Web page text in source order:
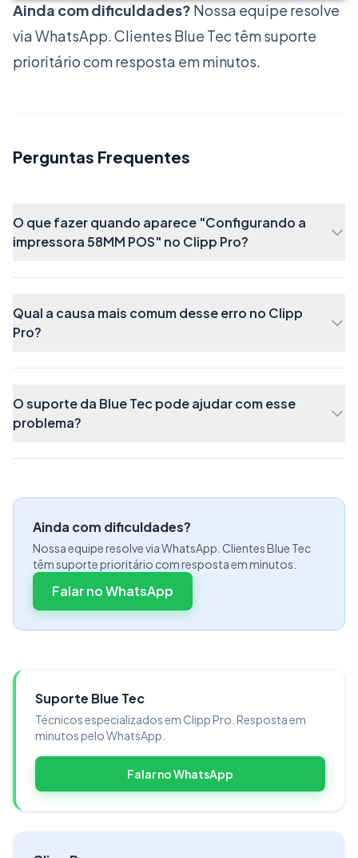
Após clicar em Adicionar manualmente,
selecione a opção
Selecione uma porta USB que esteja disponível
Selecionada a porta, clique em
Ainda com dificuldades? Nossa equipe resolve
via WhatsApp. Clientes Blue Tec têm suporte
prioritário com resposta em minutos.
Perguntas Frequentes
O que fazer quando aparece "Configurando a
impressora 58MM POS" no Clipp Pro?
Qual a causa mais comum desse erro no Clipp
Pro?
O suporte da Blue Tec pode ajudar com esse
problema?
Ainda com dificuldades?
Nossa equipe resolve via WhatsApp. Clientes Blue Tec
têm suporte prioritário com resposta em minutos.
Falar no WhatsApp
Suporte Blue Tec
Técnicos especializados em Clipp Pro. Resposta em
minutos pelo WhatsApp.
Falar no WhatsApp